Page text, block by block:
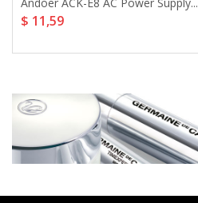
$ 11,59